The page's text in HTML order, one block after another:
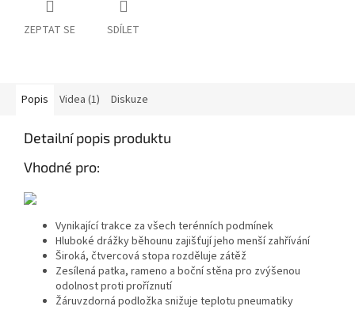
ZEPTAT SE SDÍLET
Popis Videa (1) Diskuze
Detailní popis produktu
Vhodné pro:
Vynikající trakce za všech terénních podmínek
Hluboké drážky běhounu zajišťují jeho menší zahřívání
Široká, čtvercová stopa rozděluje zátěž
Zesílená patka, rameno a boční stěna pro zvýšenou
odolnost proti proříznutí
Žáruvzdorná podložka snižuje teplotu pneumatiky